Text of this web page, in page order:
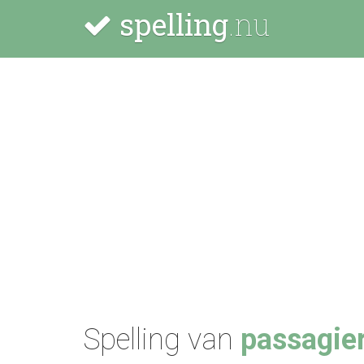
spelling.nu
Spelling van